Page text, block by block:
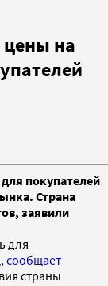
цены на
покупателей
Страна
заявили
для
сообщает
страны